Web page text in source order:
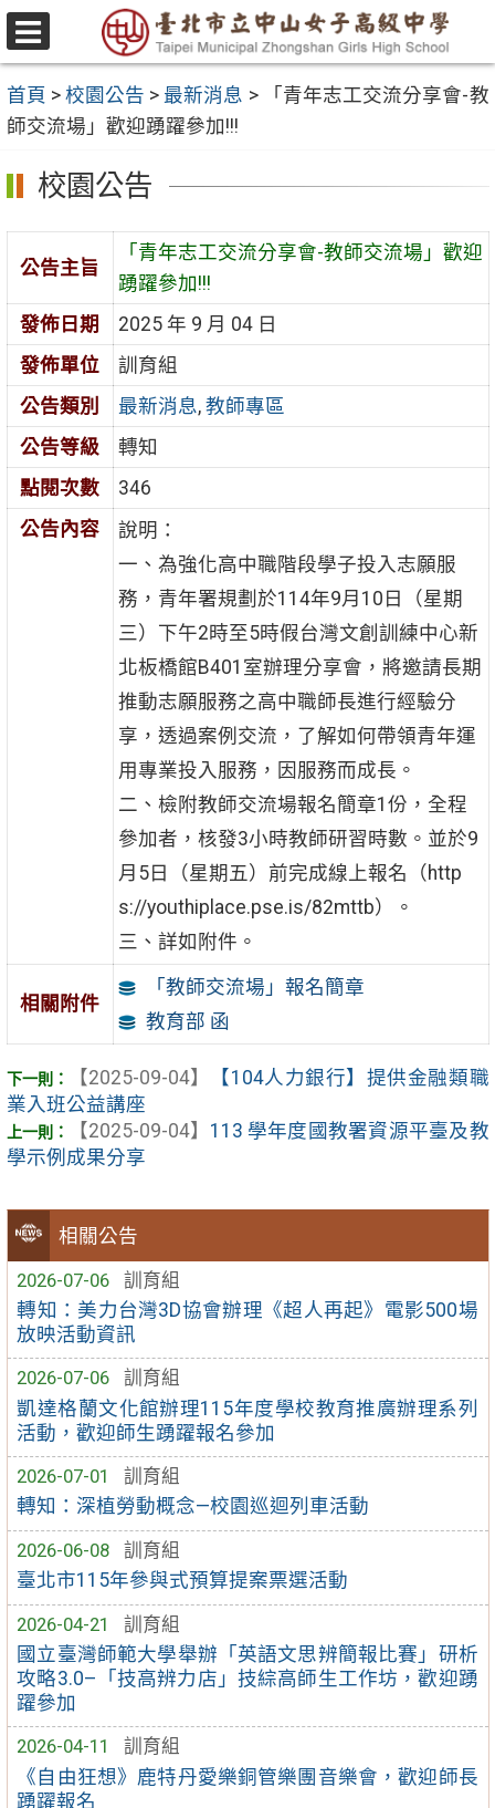
跳
至
要
內
容
區
選
單
首頁 > 校園公告 > 最新消息 >
「青年志工交流分享會-教
師交流場」歡迎踴躍參加!!!
相關公告
2026-07-06
訓育組
轉知：美力台灣3D協會辦理《超人再起》電影500場
放映活動資訊
2026-07-06
訓育組
凱達格蘭文化館辦理115年度學校教育推廣辦理系列
活動，歡迎師生踴躍報名參加
2026-07-01
訓育組
轉知：深植勞動概念—校園巡迴列車活動
2026-06-08
訓育組
臺北市115年參與式預算提案票選活動
2026-04-21
訓育組
國立臺灣師範大學舉辦「英語文思辨簡報比賽」研析
攻略3.0–「技高辨力店」技綜高師生工作坊，歡迎踴
躍參加
2026-04-11
訓育組
《自由狂想》鹿特丹愛樂銅管樂團音樂會，歡迎師長
踴躍報名
校園公告
公告主旨
「青年志工交流分享會-教師交流場」歡迎
踴躍參加!!!
發佈日期
2025 年 9 月 04 日
發佈單位
訓育組
公告類別
最新消息, 教師專區
公告等級
轉知
點閱次數
346
公告內容
說明：
一、為強化高中職階段學子投入志願服
務，青年署規劃於114年9月10日（星期
三）下午2時至5時假台灣文創訓練中心新
北板橋館B401室辦理分享會，將邀請長期
推動志願服務之高中職師長進行經驗分
享，透過案例交流，了解如何帶領青年運
用專業投入服務，因服務而成長。
二、檢附教師交流場報名簡章1份，全程
參加者，核發3小時教師研習時數。並於9
月5日（星期五）前完成線上報名（http
s://youthiplace.pse.is/82mttb）。
三、詳如附件。
相關附件
「教師交流場」報名簡章
教育部 函
【2025-09-04】
【104人力銀行】提供金融類職
業入班公益講座
【2025-09-04】 113 學年度國教署資源平臺及教
學示例成果分享